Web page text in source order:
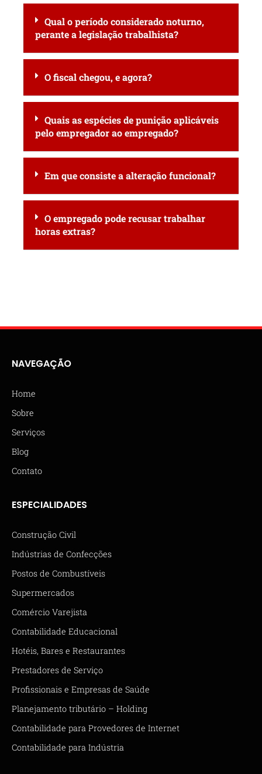
Qual o período considerado noturno,
perante a legislação trabalhista?
O fiscal chegou, e agora?
Quais as espécies de punição aplicáveis
pelo empregador ao empregado?
Em que consiste a alteração funcional?
O empregado pode recusar trabalhar
horas extras?
NAVEGAÇÃO
Home
Sobre
Serviços
Blog
Contato
ESPECIALIDADES
Construção Civil
Indústrias de Confecções
Postos de Combustíveis
Supermercados
Comércio Varejista
Contabilidade Educacional
Hotéis, Bares e Restaurantes
Prestadores de Serviço
Profissionais e Empresas de Saúde
Planejamento tributário – Holding
Contabilidade para Provedores de Internet
Contabilidade para Indústria